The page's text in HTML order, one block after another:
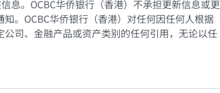
息。OCBC华侨银行（香港）不承担更新信息或更
。OCBC华侨银行（香港）对任何因任何人根据
司、金融产品或资产类别的任何引用，无论以任